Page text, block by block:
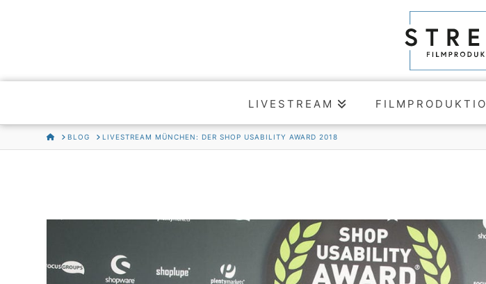
LIVESTREAM
HOMEBLOG LIVESTREAM MÜNCHEN: DER SHOP USABILITY AWARD 2018